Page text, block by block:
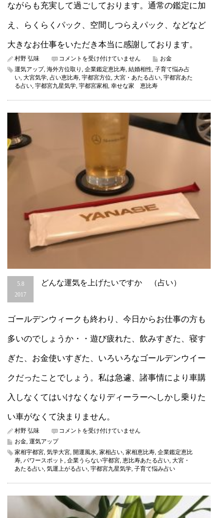
ながらも充実して過ごしております。通常の鑑定に加
え、らくらくパック、空間しつらえパック、などなど
大きなお仕事をいただき本当に感謝しております。
村野 弘味
昔
ど
ん
底
代、
は
コメントを受け付けていません
お金
運気アップ, 海外方位取り , 企業鑑定恵比寿, 結婚相性, 子育て悩み占
い, 大宮気学, 占い恵比寿, 宇都宮方位, 大宮・あたる占い, 宇都宮あた
る占い, 宇都宮九星気学, 宇都宮家相, 幸せな家 恵比寿
5.8
2017
どんな運気を上げたいですか （占い）
ゴールデンウィークも終わり、今日からお仕事の方も
多いのでしょうか・・遊び疲れた、飲みすぎた、寝す
ぎた、お金使いすぎた、いろいろなゴールデンウイー
クだったことでしょう。私は急遽、諸事情により車購
入しなくてはいけなくなりディーラーへしかし乗りた
い車がなくて決まりません。
村野 弘味
ど
ん
運
気
を
た
い
コメントを受け付けていません
お金, 運気アップ
家相宇都宮, 気学大宮, 開運風水, 家相占い, 家相恵比寿, 企業鑑定恵比
寿, パワースポット , 企業うらない宇都宮, 恵比寿あたる占い, 大宮・
あたる占い, 気運上がる占い, 宇都宮九星気学, 子育て悩み占い